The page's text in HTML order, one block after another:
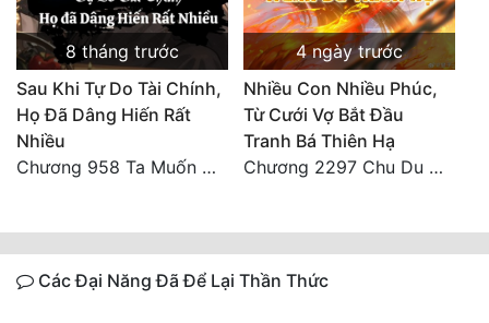
8 tháng trước
Sau Khi Tự Do Tài Chính,
Họ Đã Dâng Hiến Rất
Nhiều
Chương 958 Ta Muốn Cùng Các Cô Vĩnh Viễn Ở Bên Nhau (2) Hết
4 ngày trước
Nhiều Con Nhiều Phúc,
Từ Cưới Vợ Bắt Đầu
Tranh Bá Thiên Hạ
Chương 2297 Chu Du Du mang thai
Các Đại Năng Đã Để Lại Thần Thức